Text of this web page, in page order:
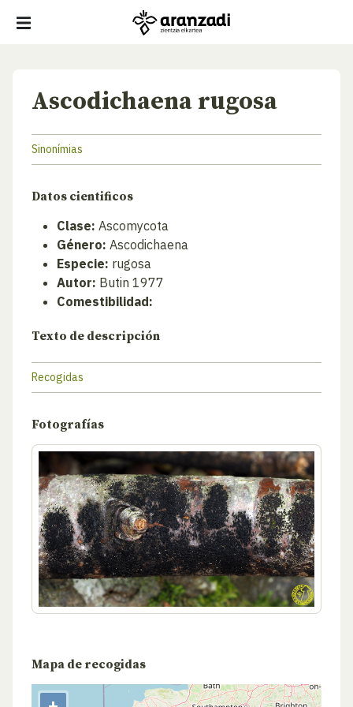
Ascodichaena rugosa
Sinonímias
Datos cientificos
Clase: Ascomycota
Género: Ascodichaena
Especie: rugosa
Autor: Butin 1977
Comestibilidad:
Texto de descripción
Recogidas
Fotografías
Mapa de recogidas